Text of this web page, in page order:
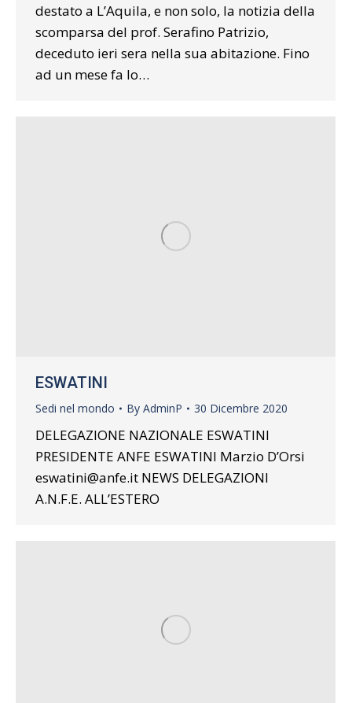
destato a L’Aquila, e non solo, la notizia della
scomparsa del prof. Serafino Patrizio,
deceduto ieri sera nella sua abitazione. Fino
ad un mese fa lo…
ESWATINI
Sedi nel mondo By AdminP 30 Dicembre 2020
DELEGAZIONE NAZIONALE ESWATINI
PRESIDENTE ANFE ESWATINI Marzio D’Orsi
eswatini@anfe.it NEWS DELEGAZIONI
A.N.F.E. ALL’ESTERO